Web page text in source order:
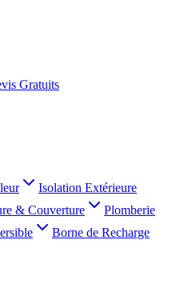
Gratuits
Isolation Extérieure
& Couverture
Plomberie
Borne de Recharge